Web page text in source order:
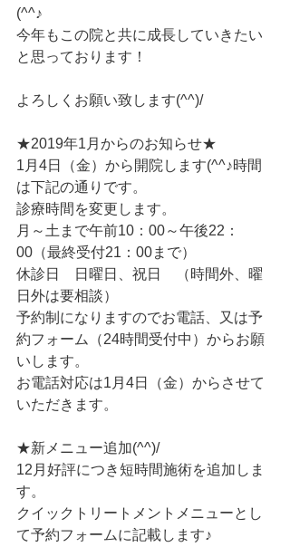
(^^♪
今年もこの院と共に成長していきたい
と思っております！
よろしくお願い致します(^^)/
★2019年1月からのお知らせ★
1月4日（金）から開院します(^^♪時間
は下記の通りです。
診療時間を変更します。
月～土まで午前10：00～午後22：
00（最終受付21：00まで）
休診日　日曜日、祝日　（時間外、曜
日外は要相談）
予約制になりますのでお電話、又は予
約フォーム（24時間受付中）からお願
いします。
お電話対応は1月4日（金）からさせて
いただきます。
★新メニュー追加(^^)/
12月好評につき短時間施術を追加しま
す。
クイックトリートメントメニューとし
て予約フォームに記載します♪